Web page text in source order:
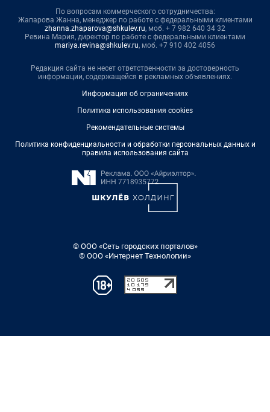
По вопросам коммерческого сотрудничества:
Жапарова Жанна, менеджер по работе с федеральными клиентами
zhanna.zhaparova@shkulev.ru, моб. + 7 982 640 34 32
Ревина Мария, директор по работе с федеральными клиентами
mariya.revina@shkulev.ru, моб. +7 910 402 4056
Редакция сайта не несет ответственности за достоверность
информации, содержащейся в рекламных объявлениях.
Информация об ограничениях
Политика использования cookies
Рекомендательные системы
Политика конфиденциальности и обработки персональных данных и
правила использования сайта
© ООО «Сеть городских порталов»
© ООО «Интернет Технологии»